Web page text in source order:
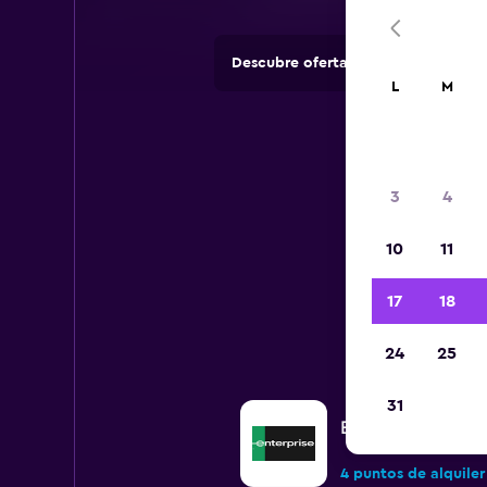
Descubre ofertas de agencias de
Enterprise Rent-A-
4 puntos de alquiler
L M
3 4
10 11
17 18
24 25
31